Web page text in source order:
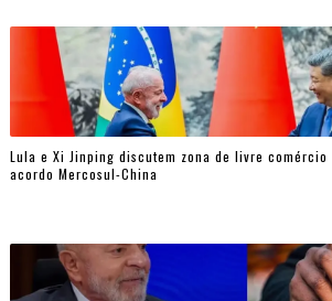
Lula e Xi Jinping discutem zona de livre
acordo Mercosul-China